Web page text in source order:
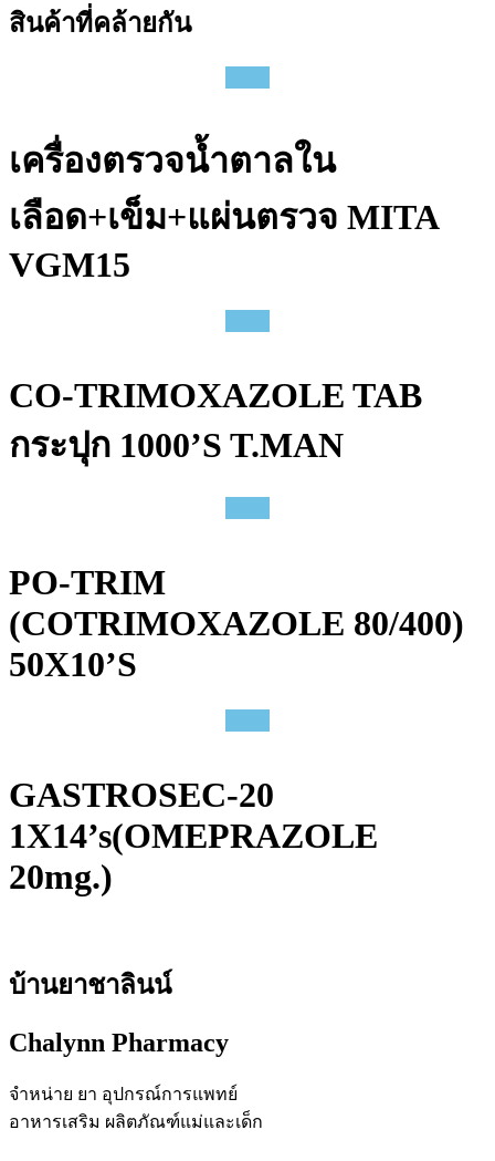
สินค้าที่คล้ายกัน
เครื่องตรวจน้ำตาลใน
เลือด+เข็ม+แผ่นตรวจ MITA
VGM15
CO-TRIMOXAZOLE TAB
กระปุก 1000’S T.MAN
PO-TRIM
(COTRIMOXAZOLE 80/400)
50X10’S
GASTROSEC-20
1X14’s(OMEPRAZOLE
20mg.)
บ้านยาชาลินน์
Chalynn Pharmacy
จำหน่าย ยา อุปกรณ์การแพทย์
อาหารเสริม ผลิตภัณฑ์แม่และเด็ก